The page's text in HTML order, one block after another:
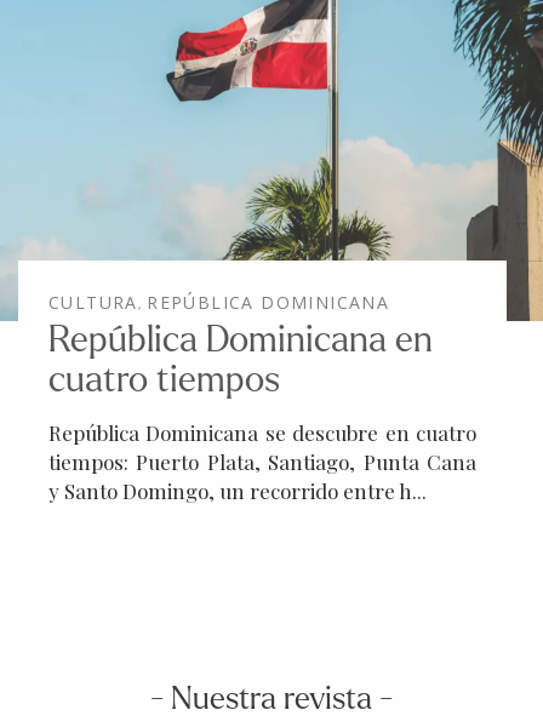
CULTURA, REPÚBLICA DOMINICANA
República Dominicana en
cuatro tiempos
República Dominicana se descubre en cuatro
tiempos: Puerto Plata, Santiago, Punta Cana
y Santo Domingo, un recorrido entre h
- Nuestra revista -